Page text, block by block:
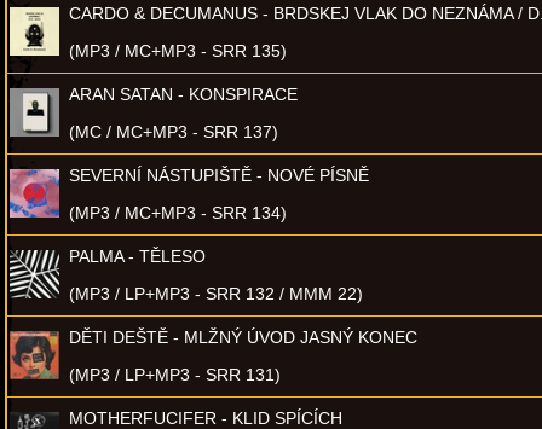
CARDO & DECUMANUS - BRDSKEJ VLAK DO NEZNÁMA /
(MP3 / MC+MP3 - SRR 135)
ARAN SATAN - KONSPIRACE
(MC / MC+MP3 - SRR 137)
SEVERNÍ NÁSTUPIŠTĚ - NOVÉ PÍSNĚ
(MP3 / MC+MP3 - SRR 134)
PALMA - TĚLESO
(MP3 / LP+MP3 - SRR 132 / MMM 22)
DĚTI DEŠTĚ - MLŽNÝ ÚVOD JASNÝ KONEC
(MP3 / LP+MP3 - SRR 131)
MOTHERFUCIFER - KLID SPÍCÍCH